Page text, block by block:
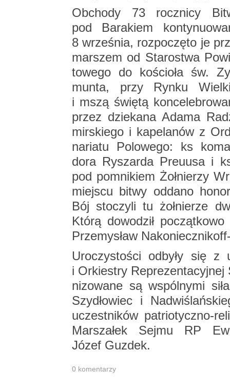
Ob­cho­dy 73 rocz­ni­cy
pod Ba­ra­kiem
8 wrze­śnia, roz­po­czę­to je
mar­szem od Sta­ro­stwa
to­we­go do ko­ścio­ła św.
mun­ta, przy Rynku
i mszą świę­tą
przez dzie­ka­na Adama
mir­skie­go i ka­pe­la­nów z
na­ria­tu Po­lo­we­go: ks
do­ra Ry­szar­da Preu­usa i
pod po­mni­kiem Żoł­nie­rzy
miej­scu bitwy od­da­no
Bój sto­czy­li tu żoł­nie­rze
Którą do­wo­dził
Prze­my­sław
Uro­czy­sto­ści od­by­ły się z
i Or­kie­stry
ni­zo­wa­ne są wspól­ny­mi
Szy­dło­wiec i
uczest­ni­ków pa­trio­tycz­no-
Mar­sza­łek Sejmu RP
Józef Guz­dek.
0 ko­men­ta­rzy